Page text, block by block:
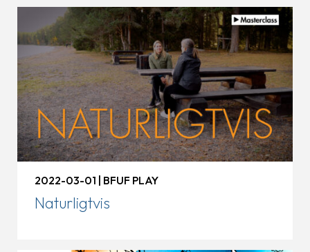
effektivitet i Svenska
Turistföreningen
Naturligtvis
2022-03-01 | BFUF PLAY